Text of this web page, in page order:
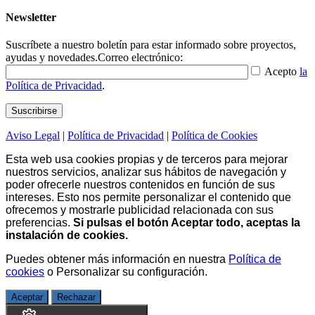
Newsletter
Suscríbete a nuestro boletín para estar informado sobre proyectos,
ayudas y novedades.Correo electrónico:
Acepto la
Política de Privacidad.
Aviso Legal | Política de Privacidad | Política de Cookies
Esta web usa cookies propias y de terceros para mejorar
nuestros servicios, analizar sus hábitos de navegación y
poder ofrecerle nuestros contenidos en función de sus
intereses. Esto nos permite personalizar el contenido que
ofrecemos y mostrarle publicidad relacionada con sus
preferencias. Si pulsas el botón Aceptar todo, aceptas la
instalación de cookies.
Puedes obtener más información en nuestra Política de
cookies o Personalizar su configuración.
Aceptar Rechazar